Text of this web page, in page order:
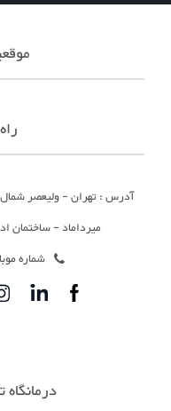
آدرس : تهران - ولیعصر شمال
میرداماد - ساختمان اداری
شماره